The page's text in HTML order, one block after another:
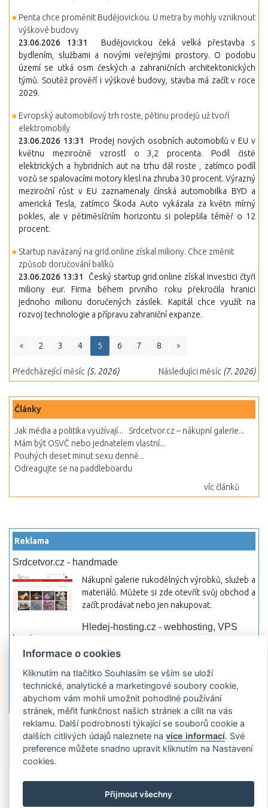
Penta chce proměnit Budějovickou. U metra by mohly vzniknout
výškové budovy
23.06.2026 13:31
Budějovickou čeká velká přestavba s
bydlením, službami a novými veřejnými prostory. O podobu
území se utká osm českých a zahraničních architektonických
týmů. Soutěž prověří i výškové budovy, stavba má začít v roce
2029.
Evropský automobilový trh roste, pětinu prodejů už tvoří
elektromobily
23.06.2026 13:31
Prodej nových osobních automobilů v EU v
květnu meziročně vzrostl o 3,2 procenta. Podíl čistě
elektrických a hybridních aut na trhu dál roste , zatímco podíl
vozů se spalovacími motory klesl na zhruba 30 procent. Výrazný
meziroční růst v EU zaznamenaly čínská automobilka BYD a
americká Tesla, zatímco Škoda Auto vykázala za květn mírný
pokles, ale v pětiměsíčním horizontu si polepšila téměř o 12
procent.
Startup navázaný na grid.online získal miliony. Chce změnit
způsob doručování balíků
23.06.2026 13:31
Český startup grid.online získal investici čtyři
miliony eur. Firma během prvního roku překročila hranici
jednoho milionu doručených zásilek. Kapitál chce využít na
rozvoj technologie a přípravu zahraniční expanze.
« 2 3 4 5 6 7 8 »
Předcházející měsíc (5. 2026) Následujíci měsíc (7. 2026)
Články
Jak média a politika využívají...
Srdcetvor.cz – nákupní galerie...
Mám být OSVČ nebo jednatelem vlastní...
Pouhých deset minut sexu denně...
Odreagujte se na paddleboardu
víc článků
Reklama
Srdcetvor.cz - handmade
Nákupní galerie rukodělných výrobků, služeb a
materiálů. Můžete si zde otevřít svůj obchod a
začít prodávat nebo jen nakupovat.
Hledej-hosting.cz - webhosting, VPS
hosting
Přehled webhostingových, multihosting a VPS
hosting programů s možností jejich
pokročilého vyhledávání a porovnávání.
Najděte si jednoduše vhodný hosting.
Přidat server Propagace Co je RSS o
rssMonitor.cz
Partneři Reklama Podmínky používání Ochrana
osobních údajů
Copyright © 2009 rssMonitor.cz Všechny práva vyhrazené. Autor a
provozovatel nezodpovídá za obsah a jeho následky.
Informace o cookies
Kliknutím na tlačítko Souhlasím se vším se uloží
technické, analytické a marketingové soubory cookie,
abychom vám mohli umožnit pohodlné používání
stránek, měřit funkčnost našich stránek a cílit na vás
reklamu. Další podrobnosti týkající se souborů cookie a
dalších citlivých údajů naleznete navíce informací. Své
preference můžete snadno upravit kliknutím na Nastavení
cookies.
Přijmout všechny